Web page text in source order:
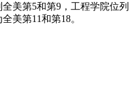
美第5和第9，工程学院位列
美第11和第18。